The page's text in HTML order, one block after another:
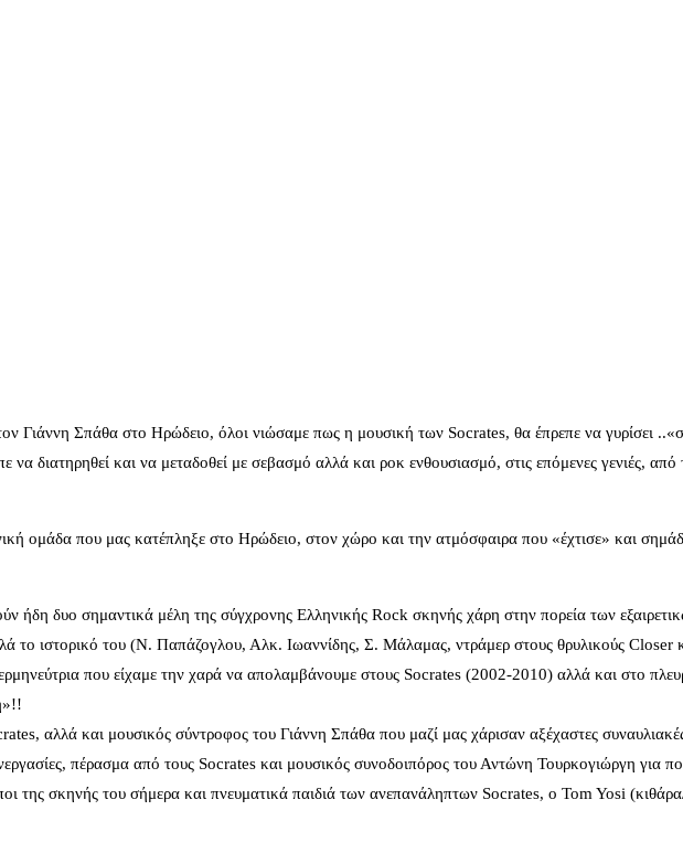
Σπάθα στο Ηρώδειο, όλοι νιώσαμε πως η μουσική των Socrates, θα έπρεπε να γυρίσει
και να μεταδοθεί με σεβασμό αλλά και ροκ ενθουσιασμό, στις επόμενες γενιές, από
ομάδα που μας κατέπληξε στο Ηρώδειο, στον χώρο και την ατμόσφαιρα που «έχτισε» και
δυο σημαντικά μέλη της σύγχρονης Ελληνικής Rock σκηνής χάρη στην πορεία των
το ιστορικό του (Ν. Παπάζογλου, Αλκ. Ιωαννίδης, Σ. Μάλαμας, ντράμερ στους θρυλικούς Closer
που είχαμε την χαρά να απολαμβάνουμε στους Socrates (2002-2010) αλλά και στο
αλλά και μουσικός σύντροφος του Γιάννη Σπάθα που μαζί μας χάρισαν αξέχαστες
πέρασμα από τους Socrates και μουσικός συνοδοιπόρος του Αντώνη Τουρκογιώργη για
της σκηνής του σήμερα και πνευματικά παιδιά των ανεπανάληπτων Socrates, o Tom Yosi